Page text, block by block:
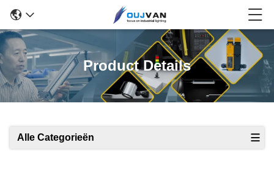
Product Details
Alle Categorieën